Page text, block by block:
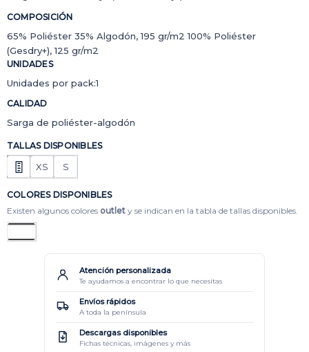
COMPOSICIÓN
65% Poliéster 35% Algodón, 195 gr/m2 100% Poliéster
(Gesdry+), 125 gr/m2
UNIDADES
Unidades por pack:1
CALIDAD
Sarga de poliéster-algodón
TALLAS DISPONIBLES
XS S
COLORES DISPONIBLES
Existen algunos colores outlet y se indican en la tabla de tallas disponibles.
Atención personalizada
Te ayudamos a encontrar lo que necesitas
Envíos rápidos
A toda la península
Descargas disponibles
Fichas técnicas, imágenes y más